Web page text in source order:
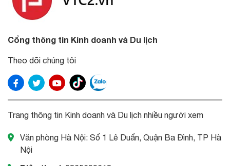
Cổng thông tin Kinh doanh và Du lịch
Theo dõi chúng tôi
Trang thông tin Kinh doanh và Du lịch nhiều người xem
Văn phòng Hà Nội: Số 1 Lê Duẩn, Quận Ba Đình, TP Hà
Nội